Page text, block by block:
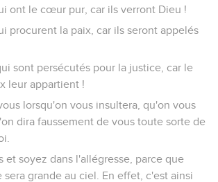
ont le cœur pur, car ils verront Dieu !
procurent la paix, car ils seront appelés
sont persécutés pour la justice, car le
leur appartient !
lorsqu'on vous insultera, qu'on vous
dira faussement de vous toute sorte de
et soyez dans l'allégresse, parce que
grande au ciel. En effet, c'est ainsi